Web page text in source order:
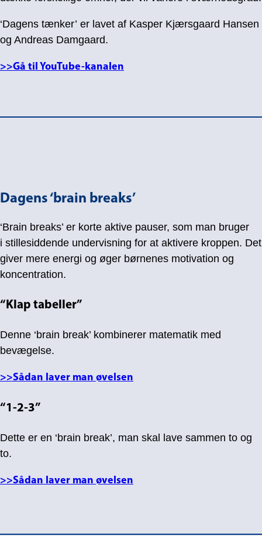
‘Dagens tænker’ er lavet af Kasper Kjærsgaard Hansen
og Andreas Damgaard.
>>Gå til YouTube-kanalen
Dagens ‘brain breaks’
‘Brain breaks’ er korte aktive pauser, som man bruger
i stillesiddende undervisning for at aktivere kroppen. Det
giver mere energi og øger børnenes motivation og
koncentration.
“Klap tabeller”
Denne ‘brain break’ kombinerer matematik med
bevægelse.
>>Sådan laver man øvelsen
“1-2-3”
Dette er en ‘brain break’, man skal lave sammen to og
to.
>>Sådan laver man øvelsen